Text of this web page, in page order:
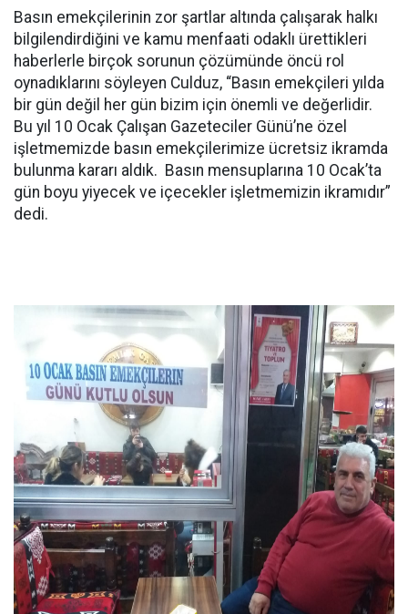
Basın emekçilerinin zor şartlar altında çalışarak halkı
bilgilendirdiğini ve kamu menfaati odaklı ürettikleri
haberlerle birçok sorunun çözümünde öncü rol
oynadıklarını söyleyen Culduz, “Basın emekçileri yılda
bir gün değil her gün bizim için önemli ve değerlidir.
Bu yıl 10 Ocak Çalışan Gazeteciler Günü’ne özel
işletmemizde basın emekçilerimize ücretsiz ikramda
bulunma kararı aldık. Basın mensuplarına 10 Ocak’ta
gün boyu yiyecek ve içecekler işletmemizin ikramıdır”
dedi.